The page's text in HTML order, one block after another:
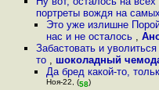
портреты вождя на
Это уже излишне
нас и не осталось ,
Забастовать и
то , шоколадный
Да бред какой-то,
Ноя-22, (58)